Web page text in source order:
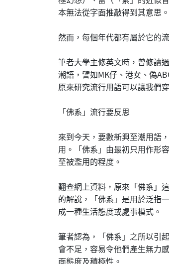
本無法從字面推敲得到其意思。
然而，每個年代都有屬於它的
筆者大學主修英文時，曾修讀
潮語，譬如MK仔、港女、偽
原來研究流行用語可以讓我們
「佛系」流行要反思
來到今天，要數新興至潮用語
用。「佛系」由最初只用作形
至被濫用的程度。
翻查網上資料，原來「佛系」
的解說，「佛系」是用於泛指
成一種生活態度或處事模式。
筆者認為，「佛系」之所以引
會不足，容易令他們產生無力
面態度及積極性。